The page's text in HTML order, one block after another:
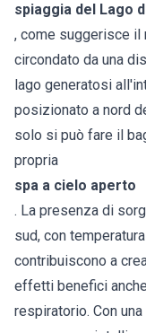
spiaggia del Lago
, come suggerisce il
circondato da una
lago generatosi
posizionato a nord
solo si può fare il
propria
spa a cielo aperto
. La presenza di
sud, con
contribuiscono a
effetti benefici
respiratorio. Con